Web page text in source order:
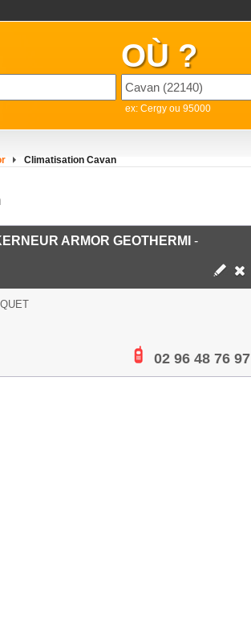
OÙ ?
ex: Cergy ou 95000
Climatisation Cavan
ARMOR GEOTHERMI -
02 96 48 76 97